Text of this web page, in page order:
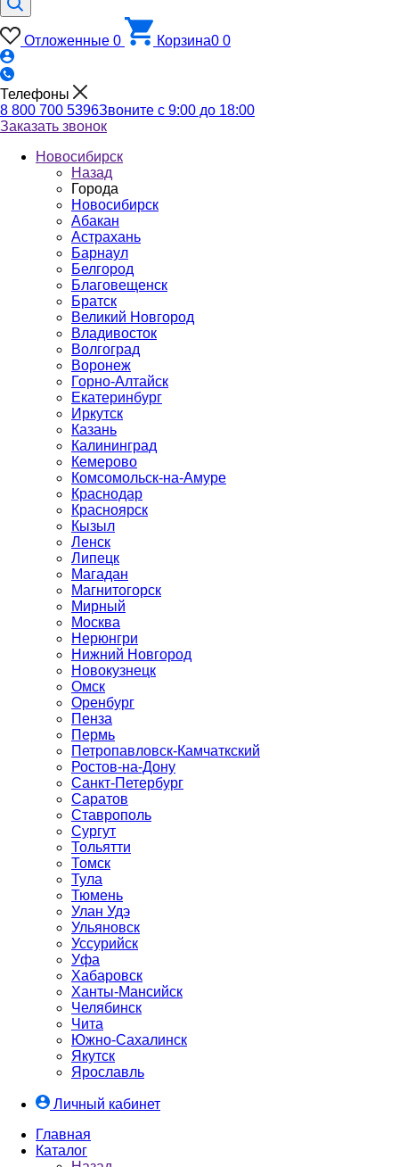
Отложенные 0 Корзина0 0
Телефоны
8 800 700 5396Звоните с 9:00 до 18:00
Заказать звонок
Новосибирск
Назад
Города
Новосибирск
Абакан
Астрахань
Барнаул
Белгород
Благовещенск
Братск
Великий Новгород
Владивосток
Волгоград
Воронеж
Горно-Алтайск
Екатеринбург
Иркутск
Казань
Калининград
Кемерово
Комсомольск-на-Амуре
Краснодар
Красноярск
Кызыл
Ленск
Липецк
Магадан
Магнитогорск
Мирный
Москва
Нерюнгри
Нижний Новгород
Новокузнецк
Омск
Оренбург
Пенза
Пермь
Петропавловск-Камчаткский
Ростов-на-Дону
Санкт-Петербург
Саратов
Ставрополь
Сургут
Тольятти
Томск
Тула
Тюмень
Улан Удэ
Ульяновск
Уссурийск
Уфа
Хабаровск
Ханты-Мансийск
Челябинск
Чита
Южно-Cахалинск
Якутск
Ярославль
Личный кабинет
Главная
Каталог